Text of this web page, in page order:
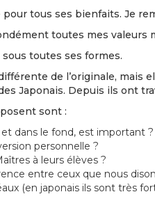
tous ses bienfaits. Je
toutes mes valeurs
toutes ses formes.
de l’originale,
Japonais. Depuis ils ont
sont :
dans le fond, est important ?
personnelle ?
à leurs élèves ?
entre ceux que nous
(en japonais ils sont très